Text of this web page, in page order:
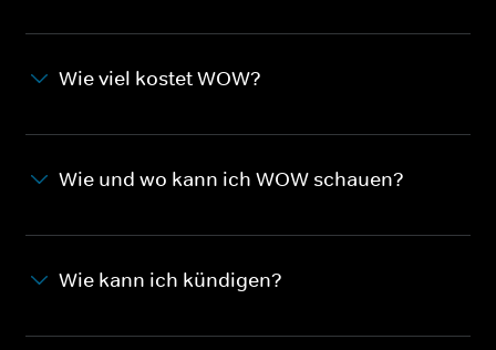
Wie viel kostet WOW?
Wie und wo kann ich WOW schauen?
Wie kann ich kündigen?